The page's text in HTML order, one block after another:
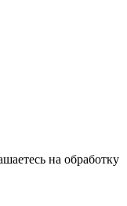
на обработку